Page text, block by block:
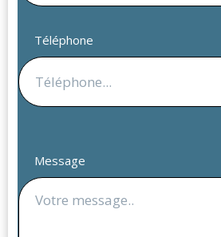
Téléphone
Message